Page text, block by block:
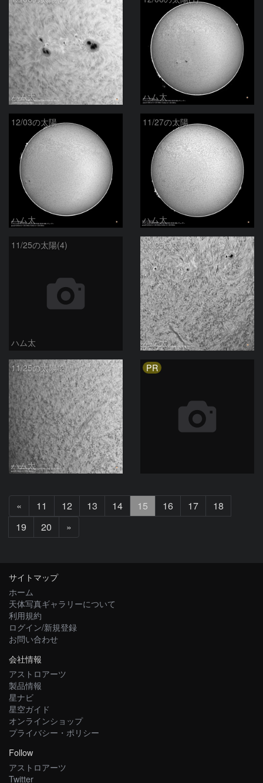
ハム太 ハム太
12/03の太陽
ハム太
11/27の太陽
ハム太
11/25の太陽(4)
ハム太
11/25の太陽(3)
ハム太
11/25の太陽(2)
ハム太
PR
«
へ
11 12 13 14 15 16 17
18
19
20 »
へ
サイトマップ
ホーム
天体写真ギャラリーについて
利用規約
ログイン/新規登録
お問い合わせ
会社情報
アストロアーツ
製品情報
星ナビ
星空ガイド
オンラインショップ
プライバシー・ポリシー
Follow
アストロアーツ
Twitter